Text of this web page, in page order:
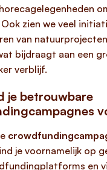
zien we veel
van
bijdraagt aan een
verblijf.
je betrouwbare
je voornamelijk op
en